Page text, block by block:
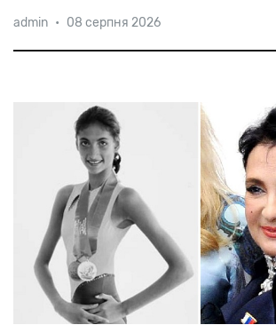
чоловік, і деякі роками
позбавляючи їх можливості
admin • 08 серпня 2026